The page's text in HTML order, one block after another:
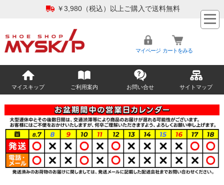
￥3,980（税込）以上ご購入で送料無料
マイページ カートをみる
マイスキップ ご利用案内 お問い合せ サイトマップ